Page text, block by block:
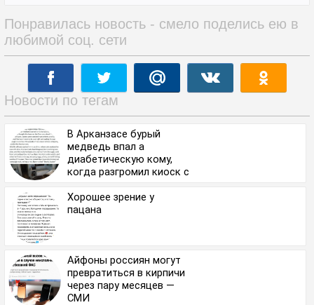
Понравилась новость - смело поделись ею в
любимой соц. сети
Новости по тегам
В Арканзасе бурый
медведь впал а
диабетическую кому,
когда разгромил киоск с
около 20 кг лакомства.
Хорошее зрение у
пацана
Айфоны россиян могут
превратиться в кирпичи
через пару месяцев —
СМИ